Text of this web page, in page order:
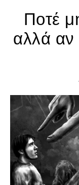
Ποτέ
αλλά αν